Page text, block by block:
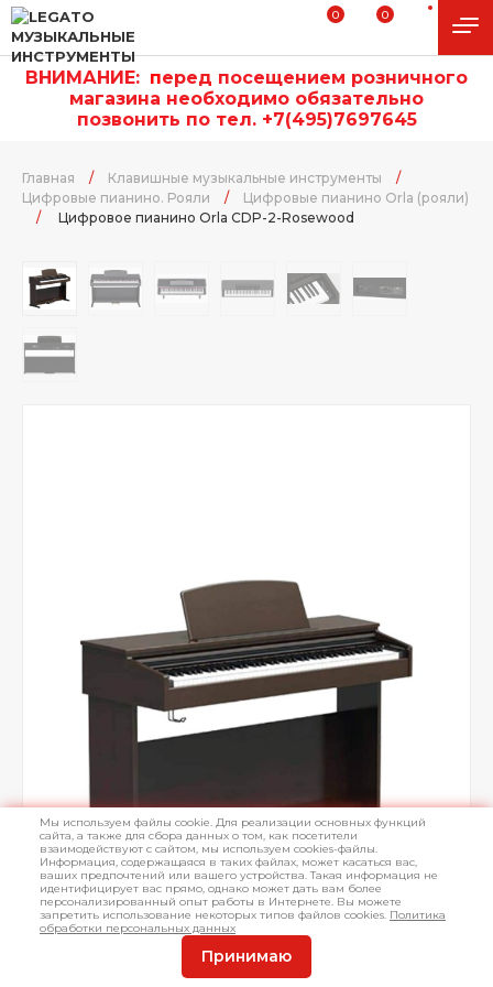
0 0
ВНИМАНИЕ: перед посещением розничного
магазина необходимо обязательно
позвонить по тел. +7(495)7697645
Главная / Клавишные музыкальные инструменты
/
Цифровые пианино. Рояли
/
Цифровые пианино Orla (рояли)
/
Цифровое пианино Orla CDP-2-Rosewood
Мы используем файлы cookie. Для реализации основных функций
сайта, а также для сбора данных о том, как посетители
взаимодействуют с сайтом, мы используем cookies-файлы.
Информация, содержащаяся в таких файлах, может касаться вас,
ваших предпочтений или вашего устройства. Такая информация не
идентифицирует вас прямо, однако может дать вам более
персонализированный опыт работы в Интернете. Вы можете
запретить использование некоторых типов файлов cookies. Политика
обработки персональных данных
Принимаю